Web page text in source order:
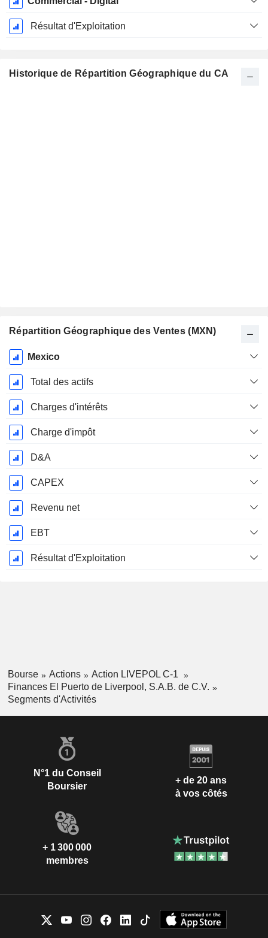
Résultat d'Exploitation
Historique de Répartition Géographique du CA
Répartition Géographique des Ventes (MXN)
Période
Fiscale:
Décembre
Mexico
Total des actifs
Charges d'intérêts
Charge d'impôt
D&A
CAPEX
Revenu net
EBT
Résultat d'Exploitation
Bourse Actions
Action LIVEPOL C-1
Finances El Puerto de Liverpool, S.A.B. de C.V.
Segments d'Activités
N°1 du Conseil
Boursier
+ de 20 ans
à vos côtés
+ 1 300 000
membres